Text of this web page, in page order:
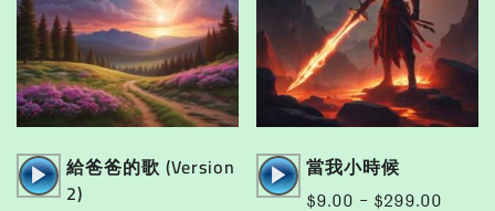
be
chosen
on
the
product
page
be
chosen
on
the
product
page
Audio
Player
給爸爸的歌 (Version
2)
Audio
Player
當我小時候
$9.00 – $299.00